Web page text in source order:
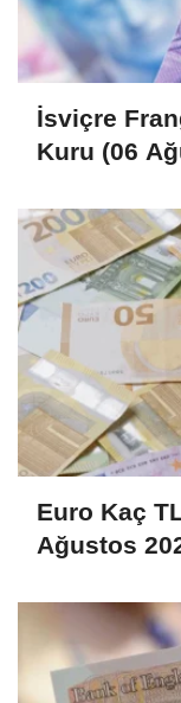
İsviçre
Kuru (06
Euro Kaç
Ağustos